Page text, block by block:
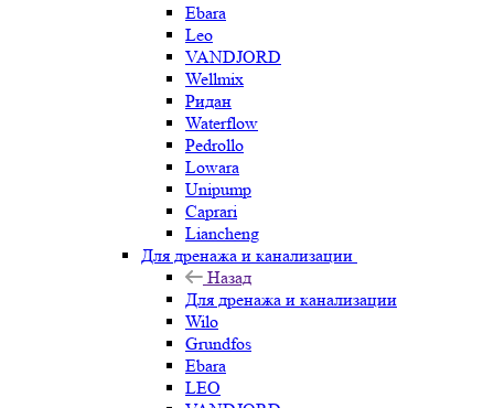
Ebara
Leo
VANDJORD
Wellmix
Ридан
Waterflow
Pedrollo
Lowara
Unipump
Caprari
Liancheng
Для дренажа и канализации
Назад
Для дренажа и канализации
Wilo
Grundfos
Ebara
LEO